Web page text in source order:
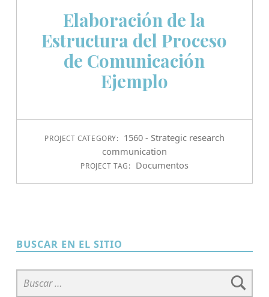
Elaboración de la
Estructura del Proceso
de Comunicación
Ejemplo
PROJECT CATEGORY:
1560 - Strategic research
communication
PROJECT TAG: Documentos
BUSCAR EN EL SITIO
Buscar: